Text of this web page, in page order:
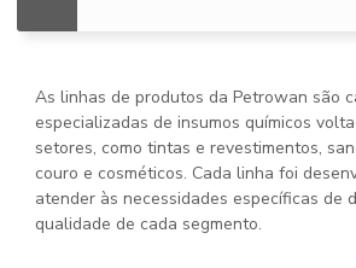
As linhas de produtos da Petrowan são
especializadas de insumos químicos
setores, como tintas e revestimentos,
couro e cosméticos. Cada linha foi
atender às necessidades específicas de
qualidade de cada segmento.